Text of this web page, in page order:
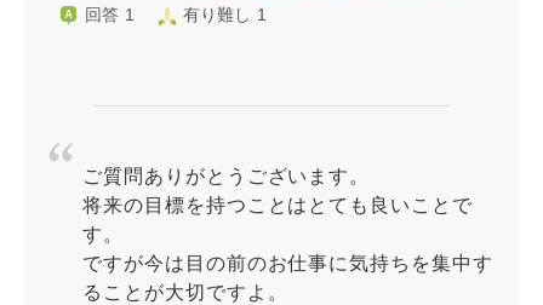
回答 1 有り難し 1
ご質問ありがとうございます。
将来の目標を持つことはとても良いことで
す。
ですが今は目の前のお仕事に気持ちを集中す
ることが大切ですよ。